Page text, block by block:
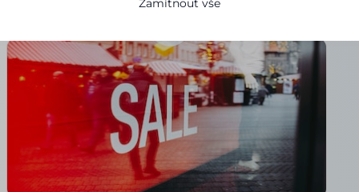
7 minut čteníZamítnout vše